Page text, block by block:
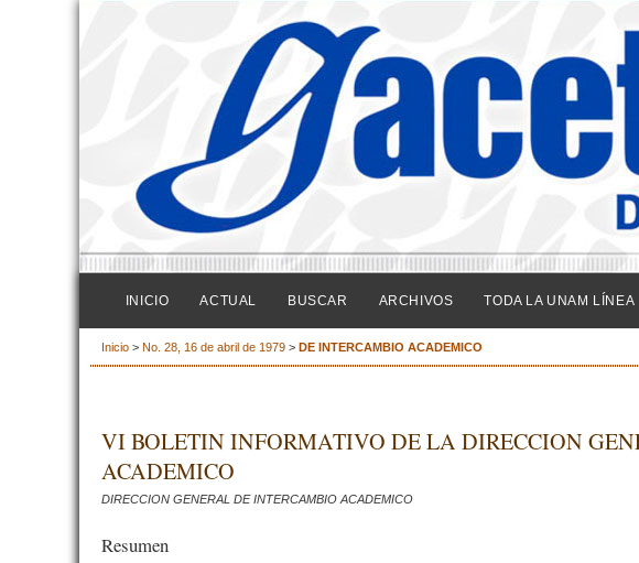
INICIO ACTUAL BUSCAR ARCHIVOS TODA LA UNAM LÍNEA
Inicio > No. 28, 16 de abril de 1979 > DE INTERCAMBIO ACADEMICO
VI BOLETIN INFORMATIVO DE LA DIRECCION
ACADEMICO
DIRECCION GENERAL DE INTERCAMBIO ACADEMICO
Resumen